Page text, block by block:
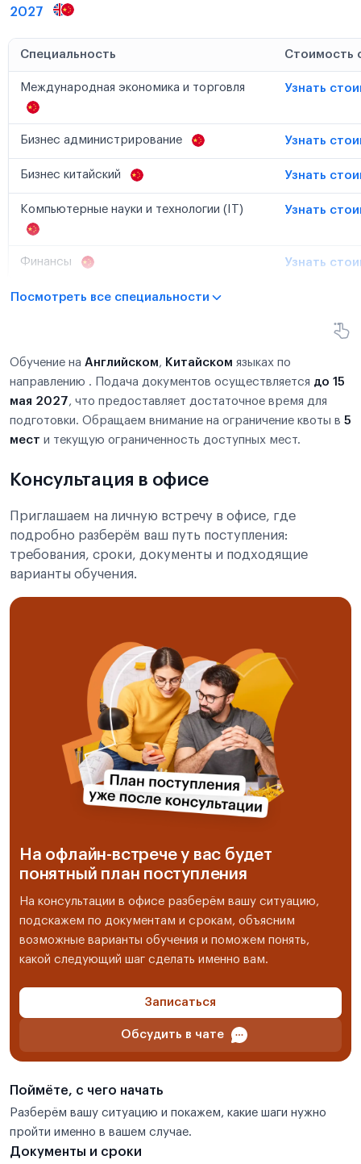
2027
Специальность Стоимость
Международная экономика и торговля Узнать
Бизнес администрирование Узнать
Бизнес китайский Узнать
Компьютерные науки и технологии (IT) Узнать
Финансы Узнать
Посмотреть все специальности
Обучение на Английском, Китайском языках по
направлению . Подача документов осуществляется до 15
мая 2027, что предоставляет достаточное время для
подготовки. Обращаем внимание на ограничение квоты в 5
мест и текущую ограниченность доступных мест.
Консультация в офисе
Приглашаем на личную встречу в офисе, где
подробно разберём ваш путь поступления:
требования, сроки, документы и подходящие
варианты обучения.
На офлайн-встрече у вас будет
понятный план поступления
На консультации в офисе разберём вашу ситуацию,
подскажем по документам и срокам, объясним
возможные варианты обучения и поможем понять,
какой следующий шаг сделать именно вам.
Записаться
Обсудить в чате
Поймёте, с чего начать
Разберём вашу ситуацию и покажем, какие шаги нужно
пройти именно в вашем случае.
Документы и сроки